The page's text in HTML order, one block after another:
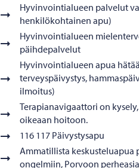
Hyvinvointialueen palvelut
henkilökohtainen apu)
Hyvinvointialueen
päihdepalvelut
Hyvinvointialueen apua
terveyspäivystys,
ilmoitus)
Terapianavigaattori on
oikeaan hoitoon.
116 117 Päivystysapu
Ammatillista keskusteluapua
ongelmiin, Porvoon